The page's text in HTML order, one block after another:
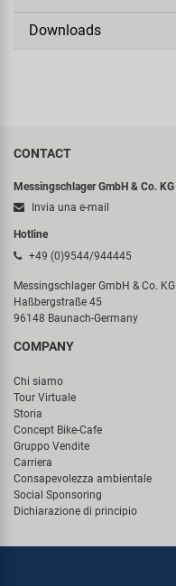
Downloads
CONTACT
Messingschlager GmbH & Co. KG
Invia una e-mail
Hotline
+49 (0)9544/944445
Messingschlager GmbH & Co. KG
Haßbergstraße 45
96148 Baunach-Germany
COMPANY
Chi siamo
Tour Virtuale
Storia
Concept Bike-Cafe
Gruppo Vendite
Carriera
Consapevolezza ambientale
Social Sponsoring
Dichiarazione di principio